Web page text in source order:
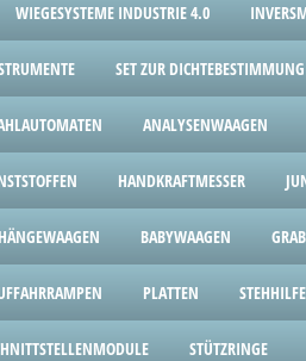
WIEGESYSTEME INDUSTRIE 4.0
SET ZUR DICHTEBESTIMMUNG
ANALYSENWAAGEN
HANDKRAFTMESSER
HÄNGEWAAGEN BABYWAAGEN
PLATTEN
STÜTZRINGE